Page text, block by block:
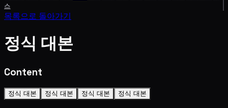
스
목록으로 돌아가기
정식 대본
Content
정식 대본 정식 대본 정식 대본 정식 대본